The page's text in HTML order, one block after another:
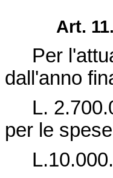
Art. 11.
Per
dall'anno
L.
per le